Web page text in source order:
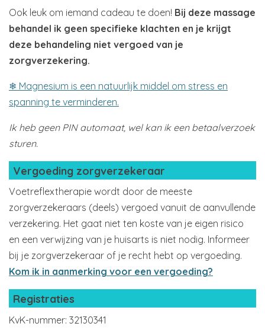
Ook leuk om iemand cadeau te doen! Bij deze massage
behandel ik geen specifieke klachten en je krijgt
deze behandeling niet vergoed van je
zorgverzekering.
❄ Magnesium is een natuurlijk middel om stress en
spanning te verminderen.
Ik heb geen PIN automaat, wel kan ik een betaalverzoek
sturen.
Vergoeding zorgverzekeraar
Voetreflextherapie wordt door de meeste
zorgverzekeraars (deels) vergoed vanuit de aanvullende
verzekering. Het gaat niet ten koste van je eigen risico
en een verwijzing van je huisarts is niet nodig. Informeer
bij je zorgverzekeraar of je recht hebt op vergoeding.
Kom ik in aanmerking voor een vergoeding?
Registraties
KvK-nummer: 32130341